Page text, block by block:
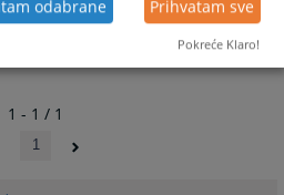
1 - 1 / 1
1
odabrane Prihvatam sve
Pokreće Klaro!